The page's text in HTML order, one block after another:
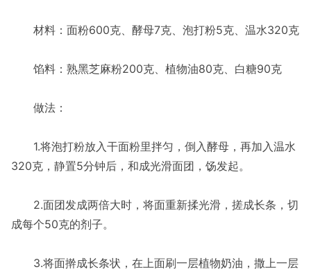
材料：面粉600克、酵母7克、泡打粉5克、温水320克
馅料：熟黑芝麻粉200克、植物油80克、白糖90克
做法：
1.将泡打粉放入干面粉里拌匀，倒入酵母，再加入温水
320克，静置5分钟后，和成光滑面团，饧发起。
2.面团发成两倍大时，将面重新揉光滑，搓成长条，切
成每个50克的剂子。
3.将面擀成长条状，在上面刷一层植物奶油，撒上一层